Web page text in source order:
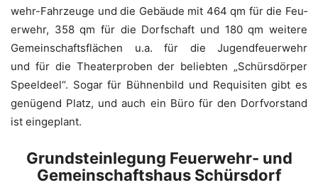
wehr-Fahr­zeu­ge und die Gebäu­de mit 464 qm für die Feu­
er­wehr, 358 qm für die Dorf­schaft und 180 qm wei­te­re
Gemein­schafts­flä­chen u.a. für die Jugend­feu­er­wehr
und für die Thea­ter­pro­ben der belieb­ten „Schürs­dör­per
Speel­deel“. Sogar für Büh­nen­bild und Requi­si­ten gibt es
genü­gend Platz, und auch ein Büro für den Dorf­vor­stand
ist eingeplant.
Grund­stein­le­gung Feu­er­wehr- und
Gemein­schafts­haus Schürsdorf